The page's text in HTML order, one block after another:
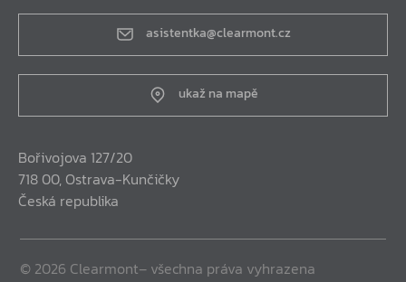
asistentka@clearmont.cz
ukaž na mapě
Bořivojova 127/20
718 00, Ostrava-Kunčičky
Česká republika
© 2026 Clearmont– všechna práva vyhrazena